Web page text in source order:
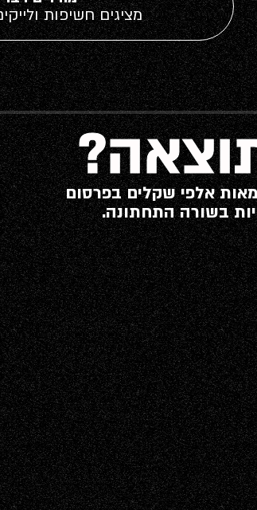
מציגים חשיפות
אלפי שקלים בפרסום
בשורה התחתונה.